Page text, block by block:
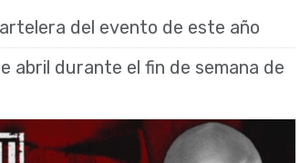
del evento de este año
abril durante el fin de semana de